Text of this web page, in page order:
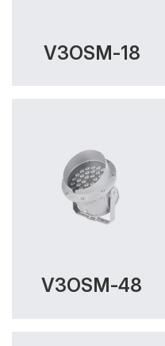
V3OSM-18
V3OSM-48